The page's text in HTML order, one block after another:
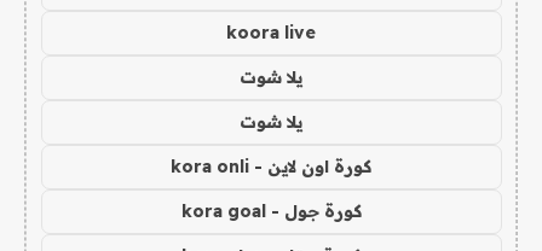
koora live
يلا شوت
يلا شوت
كورة اون لاين - kora onli
كورة جول - kora goal